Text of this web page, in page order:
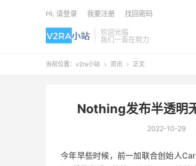
欢迎光临
我们一直在努力
Hi, 请登录 我要注册 找回密码
当前位置： v2ra小站  资讯  正文
Nothing发布半透明
2022-10-29
今年早些时候，前一加联合创始人